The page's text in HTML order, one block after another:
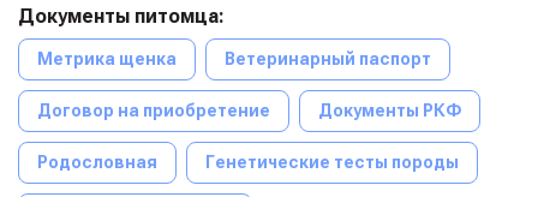
Документы питомца:
Метрика щенка Ветеринарный паспорт
Договор на приобретение Документы РКФ
Родословная Генетические тесты породы